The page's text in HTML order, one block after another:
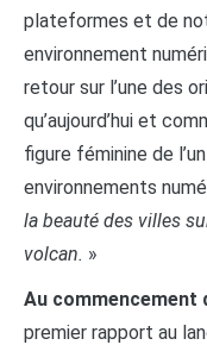
plateformes et de
environnement
retour sur l’une des
qu’aujourd’hui et
figure féminine de
environnements
la beauté des villes
volcan. »
Au
premier rapport au